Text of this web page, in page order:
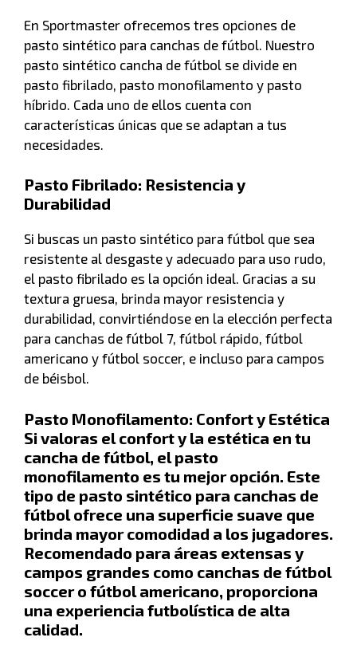
En Sportmaster ofrecemos tres opciones de
pasto sintético para canchas de fútbol. Nuestro
pasto sintético cancha de fútbol se divide en
pasto fibrilado, pasto monofilamento y pasto
híbrido. Cada uno de ellos cuenta con
características únicas que se adaptan a tus
necesidades.
Pasto Fibrilado: Resistencia y
Durabilidad
Si buscas un pasto sintético para fútbol que sea
resistente al desgaste y adecuado para uso rudo,
el pasto fibrilado es la opción ideal. Gracias a su
textura gruesa, brinda mayor resistencia y
durabilidad, convirtiéndose en la elección perfecta
para canchas de fútbol 7, fútbol rápido, fútbol
americano y fútbol soccer, e incluso para campos
de béisbol.
Pasto Monofilamento: Confort y Estética
Si valoras el confort y la estética en tu
cancha de fútbol, el pasto
monofilamento es tu mejor opción. Este
tipo de pasto sintético para canchas de
fútbol ofrece una superficie suave que
brinda mayor comodidad a los jugadores.
Recomendado para áreas extensas y
campos grandes como canchas de fútbol
soccer o fútbol americano, proporciona
una experiencia futbolística de alta
calidad.